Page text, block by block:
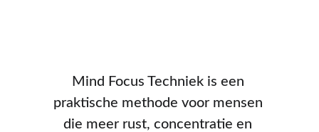
Mind Focus Techniek is een
praktische methode voor mensen
die meer rust, concentratie en